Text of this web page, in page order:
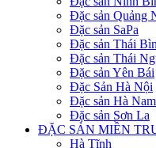
Đặc sản Quảng
Đặc sản SaPa
Đặc sản Thái
Đặc sản Thái
Đặc sản Yên Bái
Đặc Sản Hà Nội
Đặc sản Hà Nam
Đặc sản Sơn La
ĐẶC SẢN MIỀN
Hà Tĩnh